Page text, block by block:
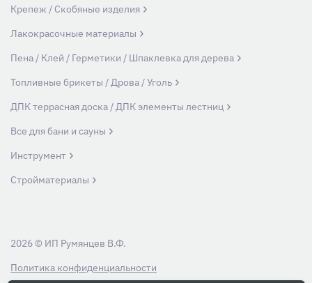
Крепеж / Скобяные изделия
Лакокрасочные материалы
Пена / Клей / Герметики / Шпаклевка для дерева
Топливные брикеты / Дрова / Уголь
ДПК террасная доска / ДПК элементы лестниц
Все для бани и сауны
Инструмент
Стройматериалы
Политика конфиденциальности
2026 © ИП Румянцев В.Ф.